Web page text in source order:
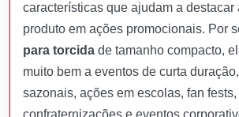
características que ajudam a destacar
produto em ações promocionais. Por
para torcida de tamanho compacto,
muito bem a eventos de curta
sazonais, ações em escolas, fan fests,
confraternizações e eventos